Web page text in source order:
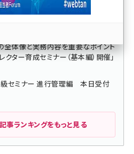
全体像と実務内容を重要なポイント
クター育成セミナー（基本編）開催」
級セミナー 進行管理編 本日受付
事ランキングをもっと見る